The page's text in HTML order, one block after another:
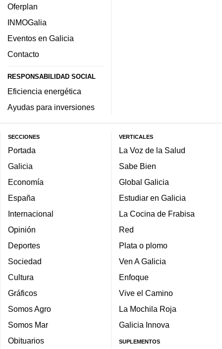
Oferplan
INMOGalia
Eventos en Galicia
Contacto
RESPONSABILIDAD SOCIAL
Eficiencia energética
Ayudas para inversiones
SECCIONES
Portada
Galicia
Economía
España
Internacional
Opinión
Deportes
Sociedad
Cultura
Gráficos
Somos Agro
Somos Mar
Obituarios
VERTICALES
La Voz de la Salud
Sabe Bien
Global Galicia
Estudiar en Galicia
La Cocina de Frabisa
Red
Plata o plomo
Ven A Galicia
Enfoque
Vive el Camino
La Mochila Roja
Galicia Innova
SUPLEMENTOS